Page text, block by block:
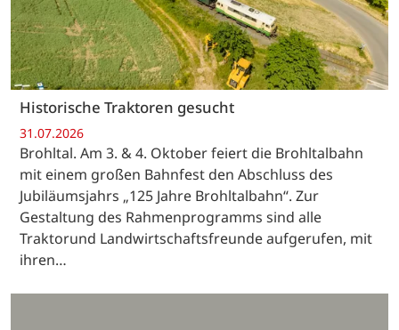
Historische Traktoren gesucht
31.07.2026
Brohltal. Am 3. & 4. Oktober feiert die Brohltalbahn
mit einem großen Bahnfest den Abschluss des
Jubiläumsjahrs „125 Jahre Brohltalbahn“. Zur
Gestaltung des Rahmenprogramms sind alle
Traktorund Landwirtschaftsfreunde aufgerufen, mit
ihren…